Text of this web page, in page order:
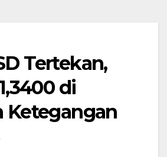
Tertekan,
di
Ketegangan